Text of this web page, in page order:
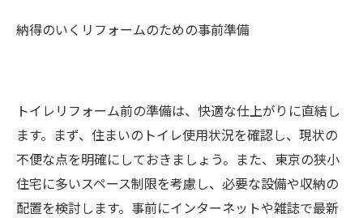
納得のいくリフォームのための事前準備
トイレリフォーム前の準備は、快適な仕上がりに直結し
ます。まず、住まいのトイレ使用状況を確認し、現状の
不便な点を明確にしておきましょう。また、東京の狭小
住宅に多いスペース制限を考慮し、必要な設備や収納の
配置を検討します。事前にインターネットや雑誌で最新